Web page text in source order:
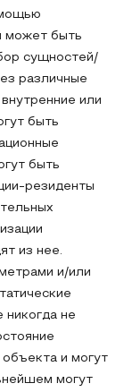
может быть
сущностей/
различные
или
быть
быть
резиденты
из нее.
и/или
никогда не
и могут
могут